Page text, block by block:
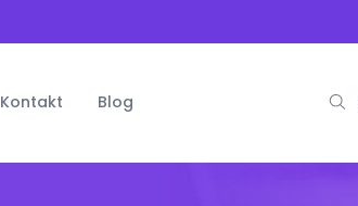
Kontakt Blog